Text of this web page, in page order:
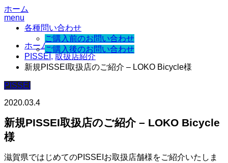
ホーム
各種問い合わせ
ご購入前のお問い合わせ
ご購入後のお問い合わせ
menu
ホーム
PISSEI, 取扱店紹介
新規PISSEI取扱店のご紹介 – LOKO Bicycle様
PISSEI
2020.03.4
新規PISSEI取扱店のご紹介 – LOKO Bicycle
様
滋賀県ではじめてのPISSEIお取扱店舗様をご紹介いたしま